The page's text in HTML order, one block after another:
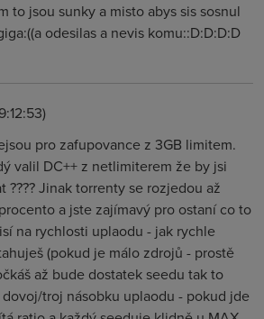
to jsou sunky a misto abys sis sosnul
odesilas a nevis komu::D:D:D:D
pro zafupovance z 3GB limitem.
valil DC++ z netlimiterem že by jsi
???? Jinak torrenty se rozjedou až
a jste zajímavý pro ostaní co to
na rychlosti uplaodu - jak rychle
(pokud je málo zdrojů - prostě
až bude dostatek seedu tak to
troj násobku uplaodu - pokud jde